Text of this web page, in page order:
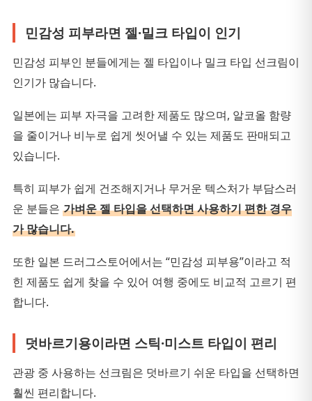
민감성 피부라면 젤·밀크 타입이 인기
민감성 피부인 분들에게는 젤 타입이나 밀크 타입 선크림이
인기가 많습니다.
일본에는 피부 자극을 고려한 제품도 많으며, 알코올 함량
을 줄이거나 비누로 쉽게 씻어낼 수 있는 제품도 판매되고
있습니다.
특히 피부가 쉽게 건조해지거나 무거운 텍스처가 부담스러
운 분들은 가벼운 젤 타입을 선택하면 사용하기 편한 경우
가 많습니다.
또한 일본 드러그스토어에서는 “민감성 피부용”이라고 적
힌 제품도 쉽게 찾을 수 있어 여행 중에도 비교적 고르기 편
합니다.
덧바르기용이라면 스틱·미스트 타입이 편리
관광 중 사용하는 선크림은 덧바르기 쉬운 타입을 선택하면
훨씬 편리합니다.